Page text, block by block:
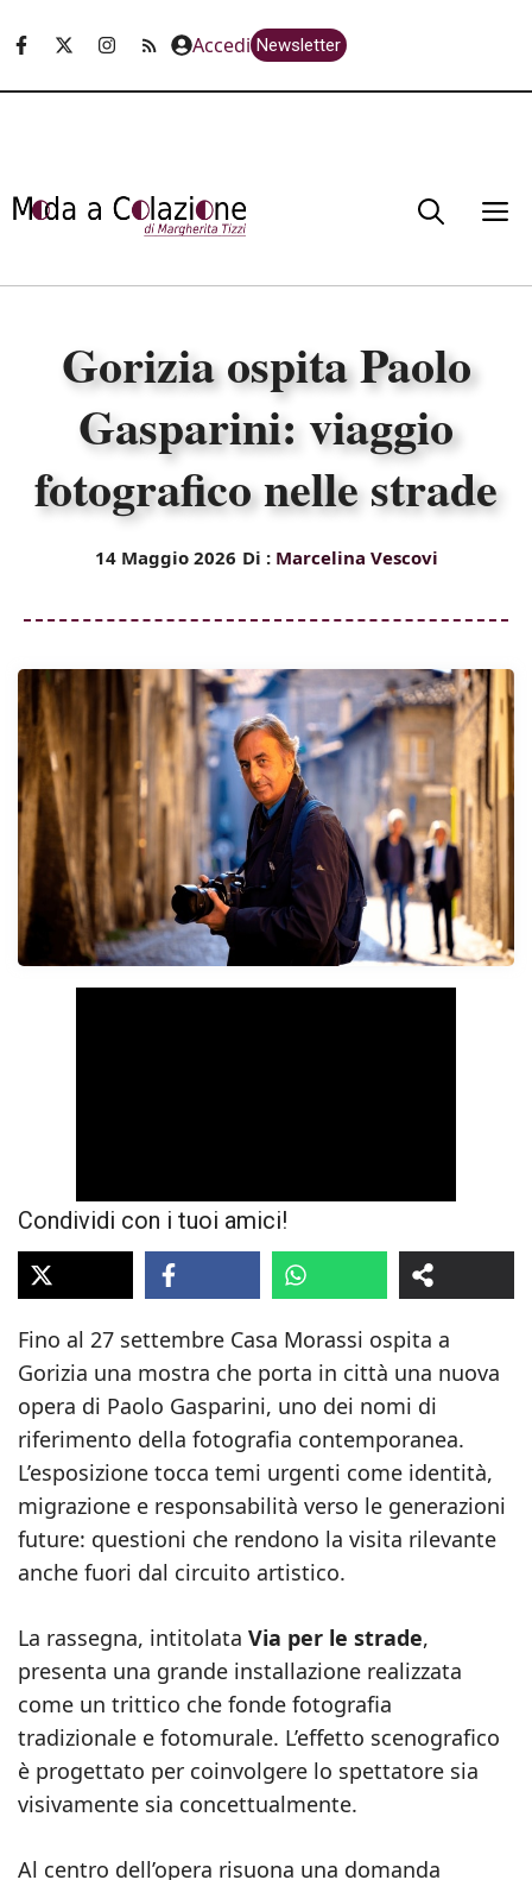
Accedi Newsletter
Gorizia ospita Paolo
Gasparini: viaggio
fotografico nelle strade
14 Maggio 2026 Di : Marcelina Vescovi
Condividi con i tuoi amici!
Fino al 27 settembre Casa Morassi ospita a
Gorizia una mostra che porta in città una nuova
opera di Paolo Gasparini, uno dei nomi di
riferimento della fotografia contemporanea.
L’esposizione tocca temi urgenti come identità,
migrazione e responsabilità verso le generazioni
future: questioni che rendono la visita rilevante
anche fuori dal circuito artistico.
La rassegna, intitolata Via per le strade,
presenta una grande installazione realizzata
come un trittico che fonde fotografia
tradizionale e fotomurale. L’effetto scenografico
è progettato per coinvolgere lo spettatore sia
visivamente sia concettualmente.
Al centro dell’opera risuona una domanda